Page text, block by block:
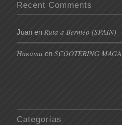
Recent Comments
Juanen Ruta a Bermeo (SPAIN)
Никита en SCOOTERING
Categorías